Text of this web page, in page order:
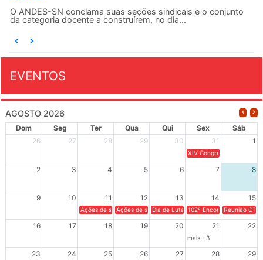
O ANDES-SN conclama suas seções sindicais e o conjunto
da categoria docente a construírem, no dia...
EVENTOS
AGOSTO 2026
Dom Seg Ter Qua Qui Sex
Sáb
26
27 28 29 30 31 1
XIV Congresso Brasileiro
2 3 4 5 6 7 8
9 10 11 12 13 14 15
Ações de solidariedade a Cuba no Rio Grande do Sul - 100
Ações de solidariedade a Cuba no Rio Grande do
Dia de Luta em Defesa de Cuba e da
102º Encontro da
Reunião
16 17 18 19 20 21 22
mais +3
23 24 25 26 27 28 29